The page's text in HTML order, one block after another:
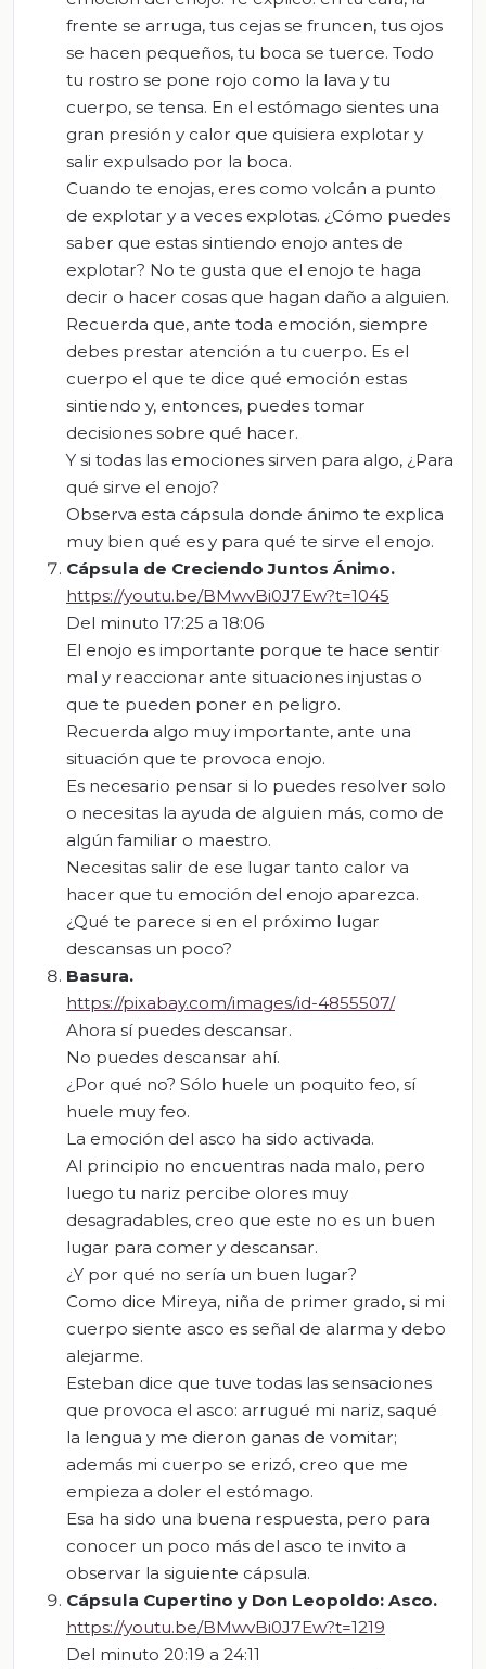
frente se arruga, tus cejas se fruncen, tus ojos
se hacen pequeños, tu boca se tuerce. Todo
tu rostro se pone rojo como la lava y tu
cuerpo, se tensa. En el estómago sientes una
gran presión y calor que quisiera explotar y
salir expulsado por la boca.
Cuando te enojas, eres como volcán a punto
de explotar y a veces explotas. ¿Cómo puedes
saber que estas sintiendo enojo antes de
explotar? No te gusta que el enojo te haga
decir o hacer cosas que hagan daño a alguien.
Recuerda que, ante toda emoción, siempre
debes prestar atención a tu cuerpo. Es el
cuerpo el que te dice qué emoción estas
sintiendo y, entonces, puedes tomar
decisiones sobre qué hacer.
Y si todas las emociones sirven para algo, ¿Para
qué sirve el enojo?
Observa esta cápsula donde ánimo te explica
muy bien qué es y para qué te sirve el enojo.
Cápsula de Creciendo Juntos Ánimo.
https://youtu.be/BMwvBi0J7Ew?t=1045
Del minuto 17:25 a 18:06
El enojo es importante porque te hace sentir
mal y reaccionar ante situaciones injustas o
que te pueden poner en peligro.
Recuerda algo muy importante, ante una
situación que te provoca enojo.
Es necesario pensar si lo puedes resolver solo
o necesitas la ayuda de alguien más, como de
algún familiar o maestro.
Necesitas salir de ese lugar tanto calor va
hacer que tu emoción del enojo aparezca.
¿Qué te parece si en el próximo lugar
descansas un poco?
Basura.
https://pixabay.com/images/id-4855507/
Ahora sí puedes descansar.
No puedes descansar ahí.
¿Por qué no? Sólo huele un poquito feo, sí
huele muy feo.
La emoción del asco ha sido activada.
Al principio no encuentras nada malo, pero
luego tu nariz percibe olores muy
desagradables, creo que este no es un buen
lugar para comer y descansar.
¿Y por qué no sería un buen lugar?
Como dice Mireya, niña de primer grado, si mi
cuerpo siente asco es señal de alarma y debo
alejarme.
Esteban dice que tuve todas las sensaciones
que provoca el asco: arrugué mi nariz, saqué
la lengua y me dieron ganas de vomitar;
además mi cuerpo se erizó, creo que me
empieza a doler el estómago.
Esa ha sido una buena respuesta, pero para
conocer un poco más del asco te invito a
observar la siguiente cápsula.
Cápsula Cupertino y Don Leopoldo: Asco.
https://youtu.be/BMwvBi0J7Ew?t=1219
Del minuto 20:19 a 24:11